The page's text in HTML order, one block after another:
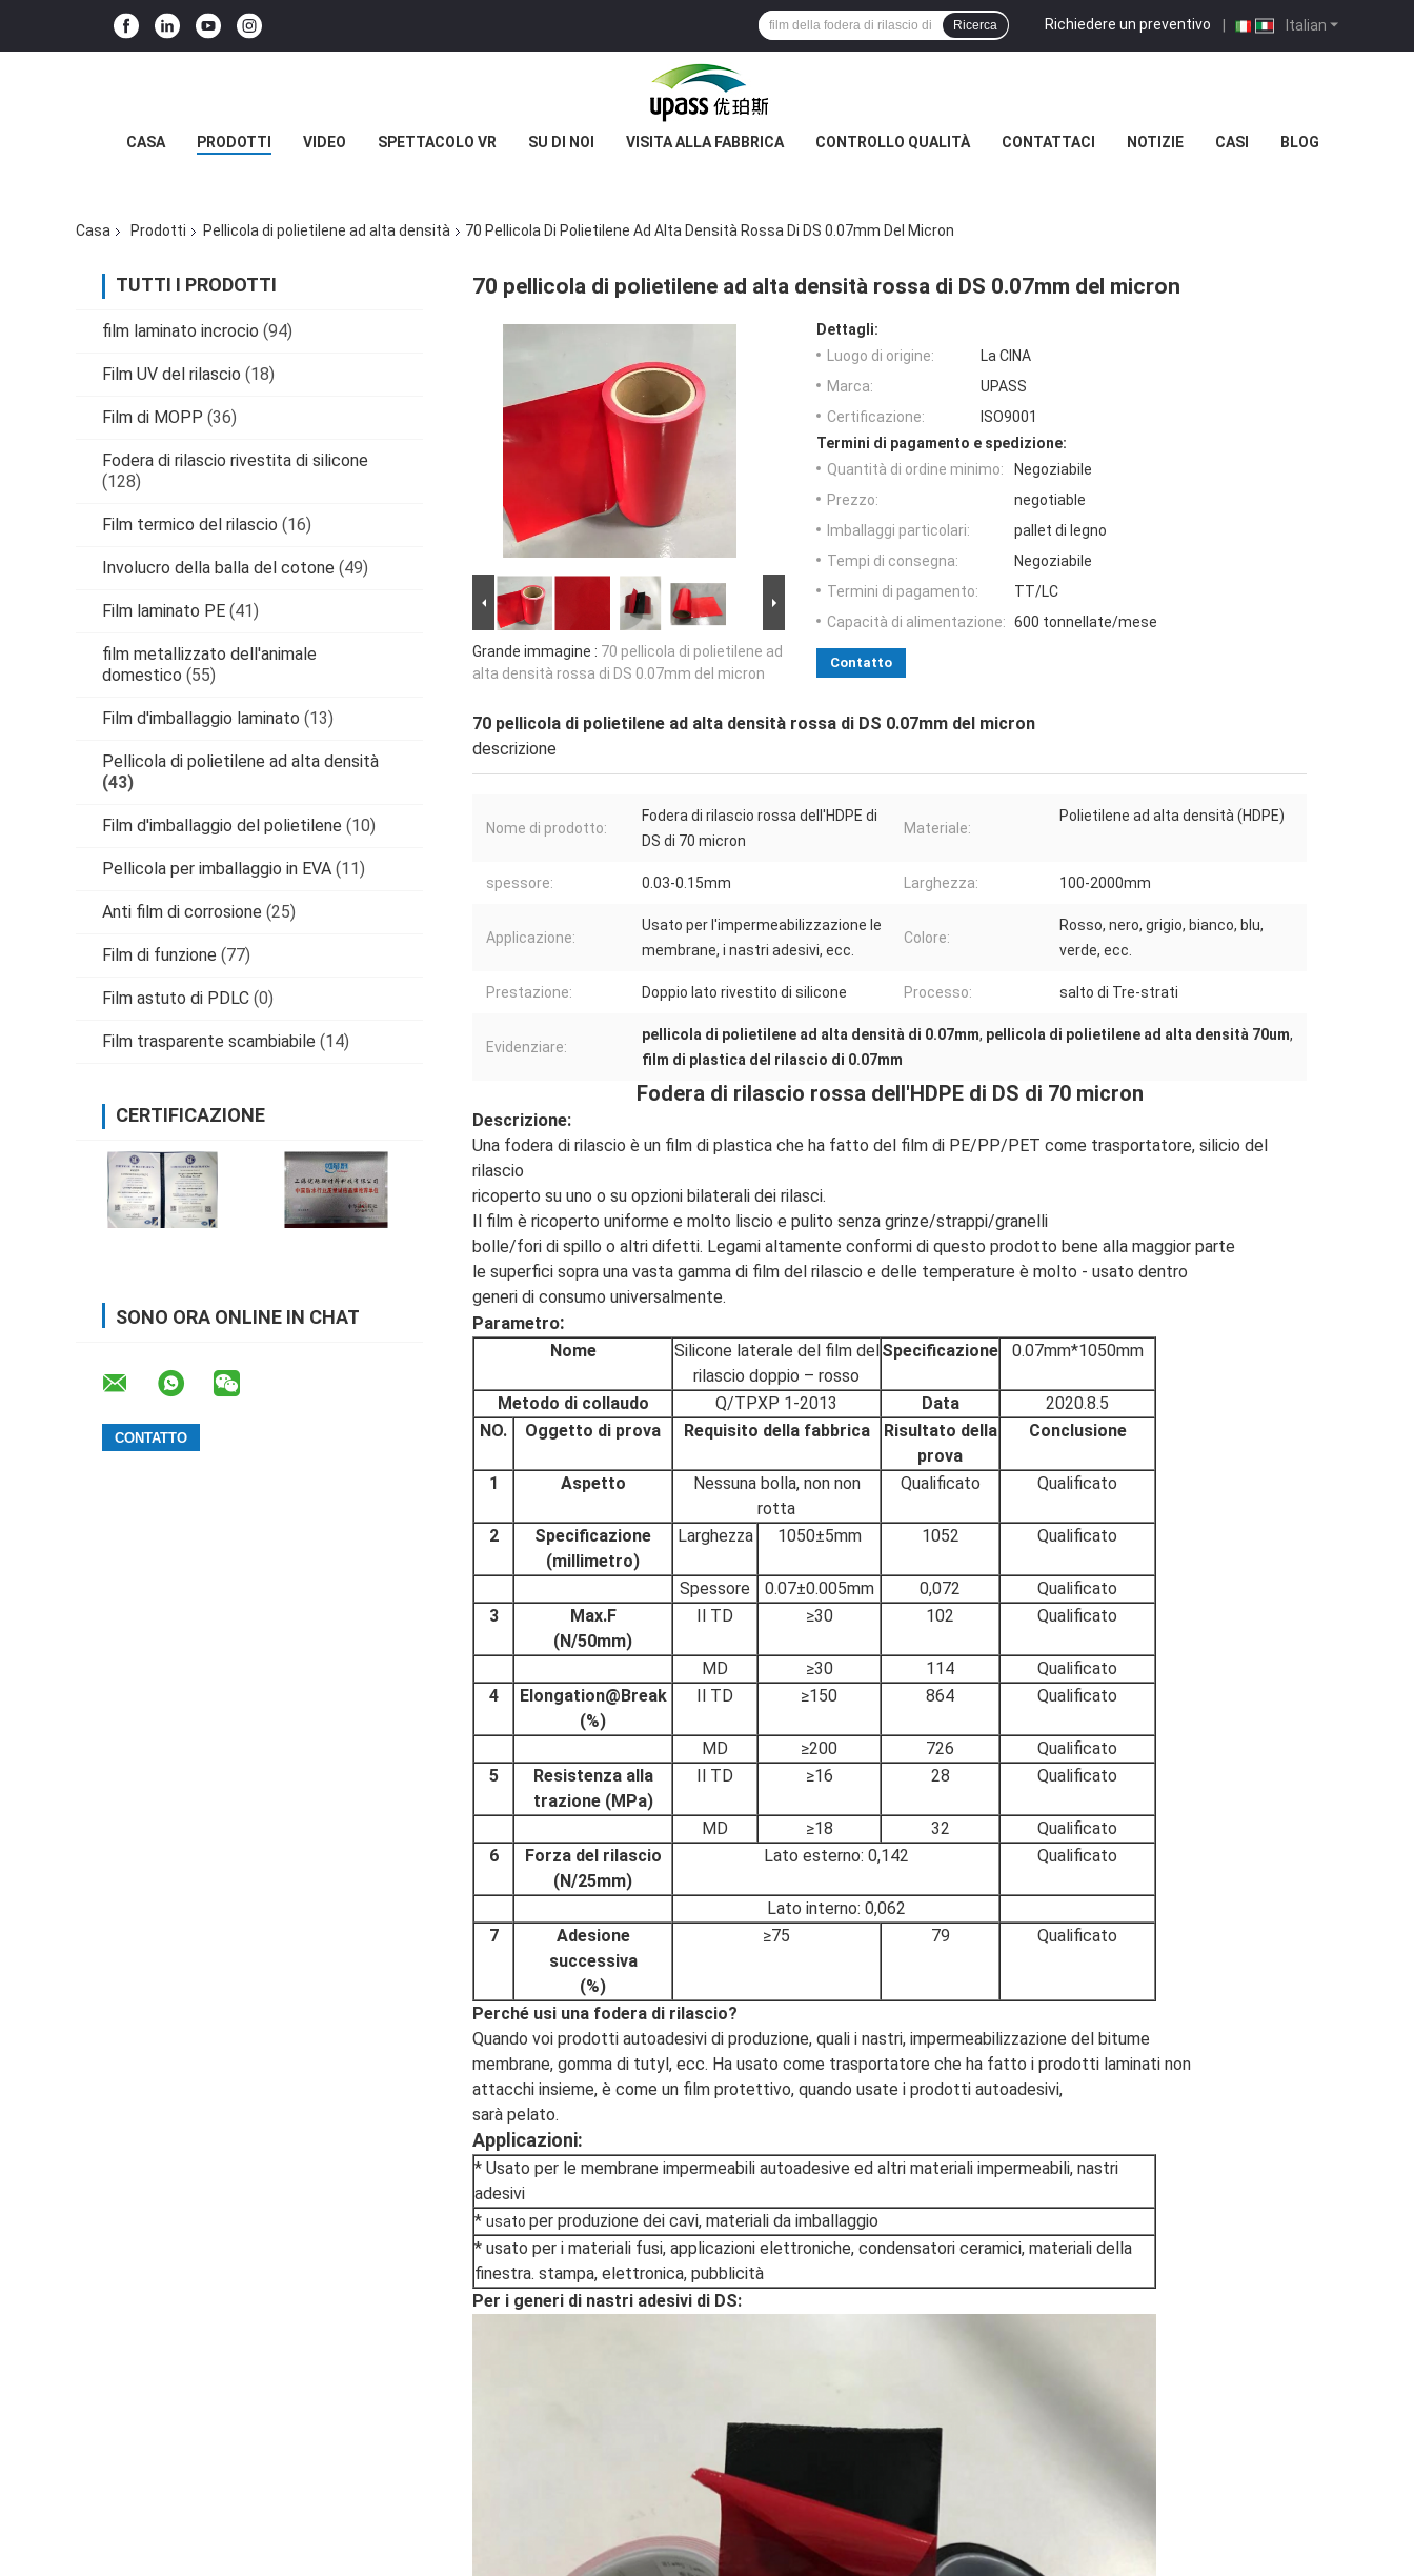
Italian
Richiedere un preventivo |
Ricerca
CASA PRODOTTI VIDEO SPETTACOLO VR SU DI NOI VISITA ALLA FABBRICA CONTROLLO QUALITÀ CONTATTACI NOTIZIE CASI BLOG
Casa Prodotti Pellicola di polietilene ad alta densità 70 Pellicola Di Polietilene Ad Alta Densità Rossa Di DS 0.07mm Del Micron
TUTTI I PRODOTTI
film laminato incrocio (94)
Film UV del rilascio (18)
Film di MOPP (36)
Fodera di rilascio rivestita di silicone
(128)
Film termico del rilascio (16)
Involucro della balla del cotone (49)
Film laminato PE (41)
film metallizzato dell'animale
domestico (55)
Film d'imballaggio laminato (13)
Pellicola di polietilene ad alta densità
(43)
Film d'imballaggio del polietilene (10)
Pellicola per imballaggio in EVA (11)
Anti film di corrosione (25)
Film di funzione (77)
Film astuto di PDLC (0)
Film trasparente scambiabile (14)
CERTIFICAZIONE
SONO ORA ONLINE IN CHAT
70 pellicola di polietilene ad alta densità rossa di DS 0.07mm del micron
Grande immagine : 70 pellicola di polietilene ad
alta densità rossa di DS 0.07mm del micron
Dettagli:
Luogo di origine:
La CINA
Marca:
UPASS
Certificazione:
ISO9001
Termini di pagamento e spedizione:
Quantità di ordine minimo:
Negoziabile
Prezzo:
negotiable
Imballaggi particolari:
pallet di legno
Tempi di consegna:
Negoziabile
Termini di pagamento:
TT/LC
Capacità di alimentazione: 600 tonnellate/mese
Contatto
70 pellicola di polietilene ad alta densità rossa di DS 0.07mm del micron
descrizione
Nome di prodotto:
Fodera di rilascio rossa dell'HDPE di
DS di 70 micron
Materiale:
Polietilene ad alta densità (HDPE)
spessore: 0.03-0.15mm Larghezza: 100-2000mm
Applicazione:
Usato per l'impermeabilizzazione le
membrane, i nastri adesivi, ecc.
Colore:
Rosso, nero, grigio, bianco, blu,
verde, ecc.
Prestazione: Doppio lato rivestito di silicone Processo: salto di Tre-strati
Evidenziare:
pellicola di polietilene ad alta densità di 0.07mm, pellicola di polietilene ad alta densità 70um,
film di plastica del rilascio di 0.07mm
Fodera di rilascio rossa dell'HDPE di DS di 70 micron
Descrizione:
Una fodera di rilascio è un film di plastica che ha fatto del film di PE/PP/PET come trasportatore, silicio del
rilascio
ricoperto su uno o su opzioni bilaterali dei rilasci.
Il film è ricoperto uniforme e molto liscio e pulito senza grinze/strappi/granelli
bolle/fori di spillo o altri difetti. Legami altamente conformi di questo prodotto bene alla maggior parte
le superfici sopra una vasta gamma di film del rilascio e delle temperature è molto - usato dentro
generi di consumo universalmente.
Parametro:
Nome
Silicone laterale del film del
rilascio doppio – rosso
Specificazione 0.07mm*1050mm
Metodo di collaudo Q/TPXP 1-2013 Data
2020.8.5
NO.
Oggetto di prova Requisito della fabbrica
Risultato della
prova
Conclusione
1 Aspetto
Nessuna bolla, non non
rotta
Qualificato Qualificato
2
Specificazione
(millimetro)
Larghezza 1050±5mm 1052 Qualificato
Spessore 0.07±0.005mm 0,072
Qualificato
3
Max.F
(N/50mm)
Il TD ≥30 102 Qualificato
MD ≥30 114
Qualificato
4
Elongation@Break
(%)
Il TD ≥150 864 Qualificato
MD ≥200 726
Qualificato
5
Resistenza alla
trazione (MPa)
Il TD ≥16 28 Qualificato
MD ≥18 32
Qualificato
6
Forza del rilascio
(N/25mm)
Lato esterno: 0,142 Qualificato
Lato interno: 0,062
7
Adesione
successiva
(%)
≥75 79 Qualificato
Perché usi una fodera di rilascio?
Quando voi prodotti autoadesivi di produzione, quali i nastri, impermeabilizzazione del bitume
membrane, gomma di tutyl, ecc. Ha usato come trasportatore che ha fatto i prodotti laminati non
attacchi insieme, è come un film protettivo, quando usate i prodotti autoadesivi,
sarà pelato.
Applicazioni:
* Usato per le membrane impermeabili autoadesive ed altri materiali impermeabili, nastri
adesivi
* usato per produzione dei cavi, materiali da imballaggio
* usato per i materiali fusi, applicazioni elettroniche, condensatori ceramici, materiali della
finestra. stampa, elettronica, pubblicità
Per i generi di nastri adesivi di DS: